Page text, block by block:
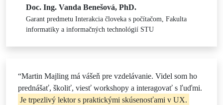
Doc. Ing. Vanda Benešová, PhD.
Garant predmetu Interakcia človeka s počítačom, Fakulta
informatiky a informačných technológií STU
“Martin Majling má vášeň pre vzdelávanie. Videl som ho
prednášať, školiť, viesť workshopy a interagovať s ľuďmi.
Je trpezlivý lektor s praktickými skúsenosťami v UX.